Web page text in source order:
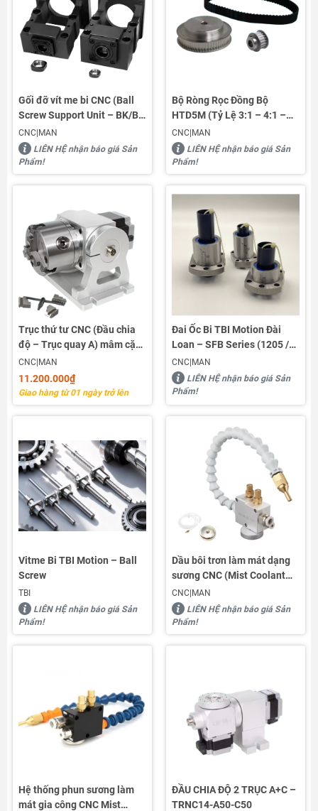
Gối đỡ vít me bi CNC (Ball
Screw Support Unit – BK/BF
Housing)
CNC|MAN
LIÊN HỆ nhận báo giá Sản
Phẩm!
Bộ Ròng Rọc Đồng Bộ
HTD5M (Tỷ Lệ 3:1 – 4:1 –
6:1)
CNC|MAN
LIÊN HỆ nhận báo giá Sản
Phẩm!
Trục thứ tư CNC (Đầu chia
độ – Trục quay A) mâm cặp
3 chấu HT90-10-100A
CNC|MAN
11.200.000₫
Giao hàng từ 01 ngày trở lên
Đai Ốc Bi TBI Motion Đài
Loan – SFB Series (1205 /
1605 / 2005 / 2510 / 3210)
CNC|MAN
LIÊN HỆ nhận báo giá Sản
Phẩm!
Vitme Bi TBI Motion – Ball
Screw
TBI
LIÊN HỆ nhận báo giá Sản
Phẩm!
Dầu bôi trơn làm mát dạng
sương CNC (Mist Coolant
Lubrication System)
CNC|MAN
LIÊN HỆ nhận báo giá Sản
Phẩm!
Hệ thống phun sương làm
mát gia công CNC Mist
ĐẦU CHIA ĐỘ 2 TRỤC A+C –
TRNC14-A50-C50